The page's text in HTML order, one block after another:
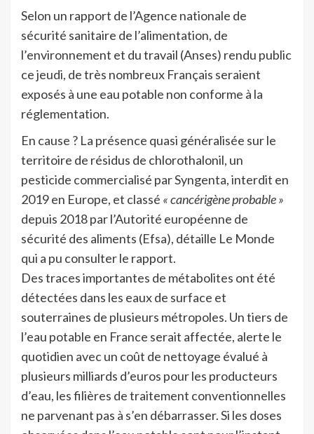
Selon un rapport de l’Agence nationale de
sécurité sanitaire de l’alimentation, de
l’environnement et du travail (Anses) rendu public
ce jeudi, de très nombreux Français seraient
exposés à une eau potable non conforme à la
réglementation.
En cause ? La présence quasi généralisée sur le
territoire de résidus de chlorothalonil, un
pesticide commercialisé par Syngenta, interdit en
2019 en Europe, et classé « cancérigène probable »
depuis 2018 par l’Autorité européenne de
sécurité des aliments (Efsa), détaille Le Monde
qui a pu consulter le rapport.
Des traces importantes de métabolites ont été
détectées dans les eaux de surface et
souterraines de plusieurs métropoles. Un tiers de
l’eau potable en France serait affectée, alerte le
quotidien avec un coût de nettoyage évalué à
plusieurs milliards d’euros pour les producteurs
d’eau, les filières de traitement conventionnelles
ne parvenant pas à s’en débarrasser. Si les doses